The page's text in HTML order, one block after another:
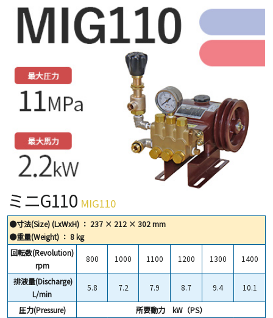
ミニG110 MIG110
●寸法(Size) (LxWxH) ： 237 × 212 × 302 mm
●重量(Weight) ： 8 kg
回転数(Revolution)
rpm
800 1000 1100 1200 1300 1400
排液量(Discharge)
L/min
5.8 7.2 7.9 8.7 9.4 10.1
圧力(Pressure) 所要動力 kW（PS）